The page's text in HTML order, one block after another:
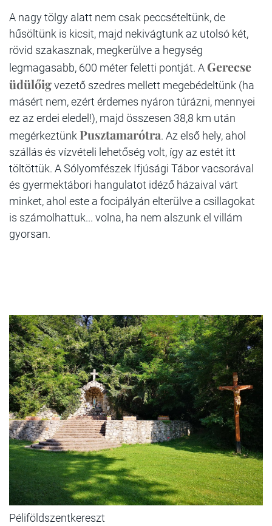
A nagy tölgy alatt nem csak peccsételtünk, de
hűsöltünk is kicsit, majd nekivágtunk az utolsó két,
rövid szakasznak, megkerülve a hegység
legmagasabb, 600 méter feletti pontját. A Gerecse
üdülőigvezető szedres mellett megebédeltünk (ha
másért nem, ezért érdemes nyáron túrázni, mennyei
ez az erdei eledel!), majd összesen 38,8 km után
megérkeztünk Pusztamarótra. Az első hely, ahol
szállás és vízvételi lehetőség volt, így az estét itt
töltöttük. A Sólyomfészek Ifjúsági Tábor vacsorával
és gyermektábori hangulatot idéző házaival várt
minket, ahol este a focipályán elterülve a csillagokat
is számolhattuk... volna, ha nem alszunk el villám
gyorsan.
Péliföldszentkereszt